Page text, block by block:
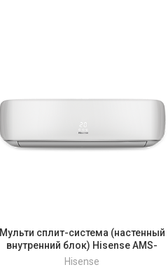
Мульти сплит-система (настенный
внутренний блок) Hisense AMS-
12UR4SVETG67 DC Inverter
Hisense